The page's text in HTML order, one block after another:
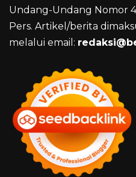
Undang-Undang Nomor
Pers. Artikel/berita
melalui email: